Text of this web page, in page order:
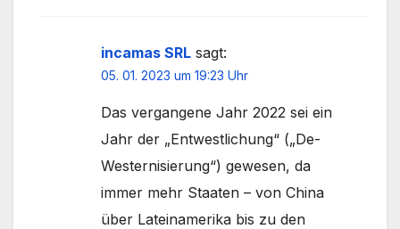
incamas SRL sagt:
05. 01. 2023 um 19:23 Uhr
Das vergangene Jahr 2022 sei ein
Jahr der „Entwestlichung“ („De-
Westernisierung“) gewesen, da
immer mehr Staaten – von China
über Lateinamerika bis zu den